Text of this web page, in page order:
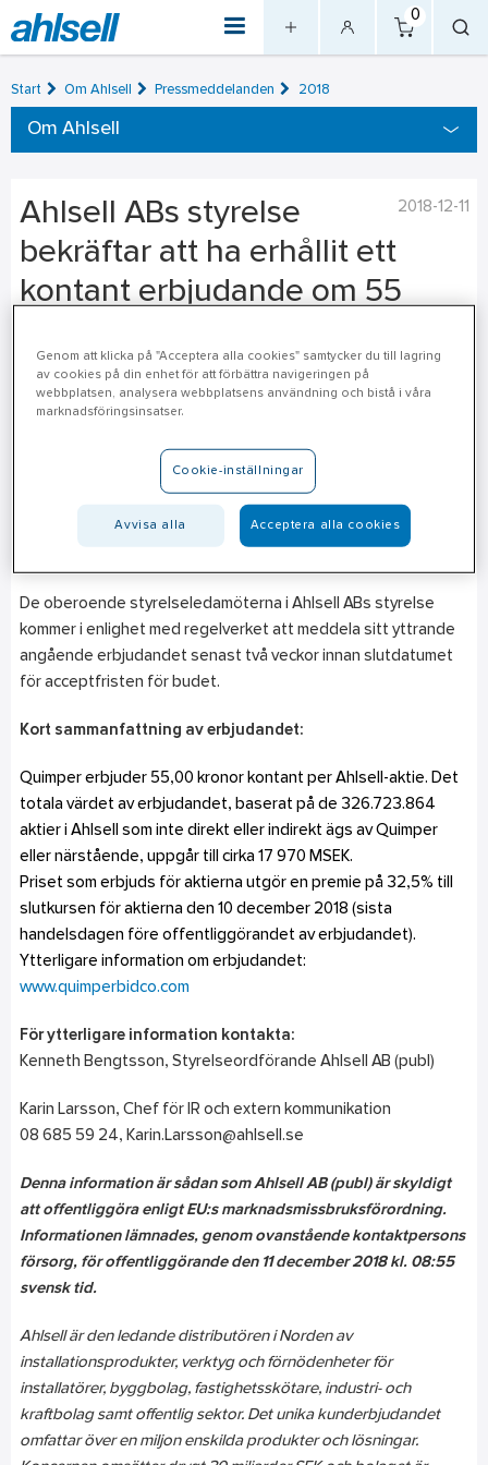
0
Start Om Ahlsell Pressmeddelanden 2018
Om Ahlsell
2018-12-11
Ahlsell ABs styrelse
bekräftar att ha erhållit ett
kontant erbjudande om 55
AB
vara indirekt investerat av CVC Funds, meddelade i morse
ett offentligt erbjudande till aktieägarna i Ahlsell AB (publ)
om att förvärva samtliga aktier i Ahlsell till Quimper till ett
pris av 55,00 kronor per aktie, samtidigt som det anges att
De oberoende styrelseledamöterna i Ahlsell ABs styrelse
kommer i enlighet med regelverket att meddela sitt yttrande
angående erbjudandet senast två veckor innan slutdatumet
för acceptfristen för budet.
Kort sammanfattning av erbjudandet:
Quimper erbjuder 55,00 kronor kontant per Ahlsell-aktie. Det
totala värdet av erbjudandet, baserat på de 326.723.864
aktier i Ahlsell som inte direkt eller indirekt ägs av Quimper
eller närstående, uppgår till cirka 17 970 MSEK.
Priset som erbjuds för aktierna utgör en premie på 32,5% till
slutkursen för aktierna den 10 december 2018 (sista
handelsdagen före offentliggörandet av erbjudandet).
Ytterligare information om erbjudandet:
www.quimperbidco.com
För ytterligare information kontakta:
Kenneth Bengtsson, Styrelseordförande Ahlsell AB (publ)
Karin Larsson, Chef för IR och extern kommunikation
08 685 59 24, Karin.Larsson@ahlsell.se
Denna information är sådan som Ahlsell AB (publ) är skyldigt
att offentliggöra enligt EU:s marknadsmissbruksförordning.
Informationen lämnades, genom ovanstående kontaktpersons
försorg, för offentliggörande den 11 december 2018 kl. 08:55
svensk tid.
Ahlsell är den ledande distributören i Norden av
installationsprodukter, verktyg och förnödenheter för
installatörer, byggbolag, fastighetsskötare, industri- och
kraftbolag samt offentlig sektor. Det unika kunderbjudandet
omfattar över en miljon enskilda produkter och lösningar.
Genom att klicka på "Acceptera alla cookies" samtycker du till lagring
av cookies på din enhet för att förbättra navigeringen på
webbplatsen, analysera webbplatsens användning och bistå i våra
marknadsföringsinsatser.
Cookie-inställningar
Avvisa alla Acceptera alla cookies